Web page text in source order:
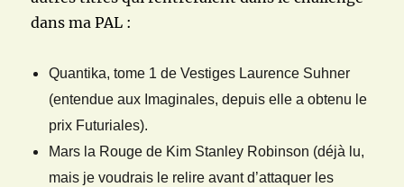
dans ma PAL :
Quantika, tome 1 de Vestiges Laurence Suhner
(entendue aux Imaginales, depuis elle a obtenu le
prix Futuriales).
Mars la Rouge de Kim Stanley Robinson (déjà lu,
mais je voudrais le relire avant d’attaquer les